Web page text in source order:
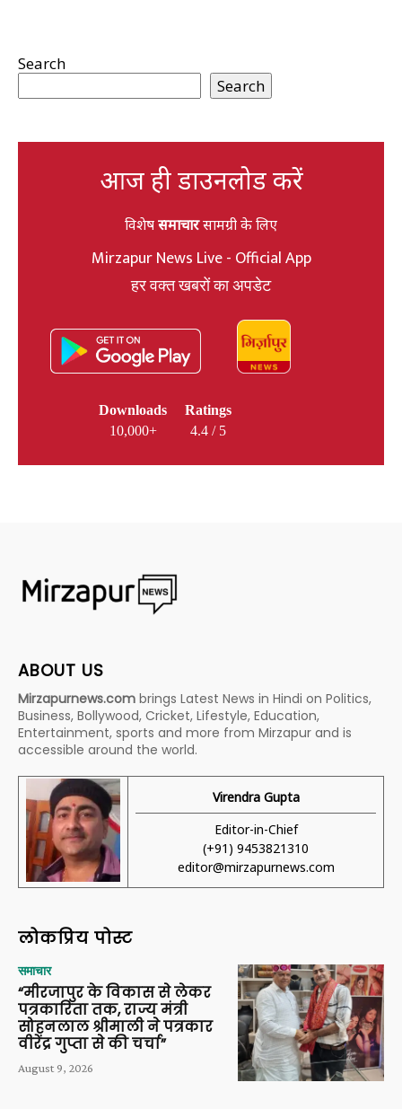
Search
Search
आज ही डाउनलोड करें
विशेषसमाचारसामग्री के लिए
Mirzapur News Live - Official App
हर वक्त खबरों का अपडेट
Downloads
10,000+
Ratings
4.4 / 5
ABOUT US
Mirzapurnews.com brings Latest News in Hindi on Politics,
Business, Bollywood, Cricket, Lifestyle, Education,
Entertainment, sports and more from Mirzapur and is
accessible around the world.
Virendra Gupta
Editor-in-Chief
(+91) 9453821310
editor@mirzapurnews.com
लोकप्रिय पोस्ट
समाचार
“मीरजापुर के विकास से लेकर
पत्रकारिता तक, राज्य मंत्री
सोहनलाल श्रीमाली ने पत्रकार
वीरेंद्र गुप्ता से की चर्चा”
August 9, 2026